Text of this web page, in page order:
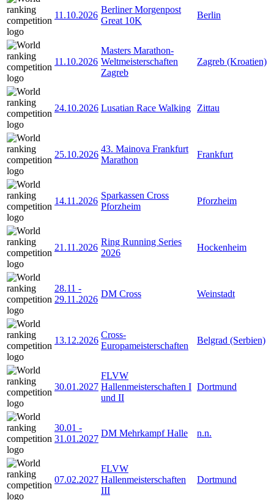
11.10.2026
Berliner Morgenpost
Great 10K
Berlin
11.10.2026
Masters Marathon-
Weltmeisterschaften
Zagreb
Zagreb (Kroatien)
24.10.2026 Lusatian Race Walking Zittau
25.10.2026
43. Mainova Frankfurt
Marathon
Frankfurt
14.11.2026
Sparkassen Cross
Pforzheim
Pforzheim
21.11.2026
Ring Running Series
2026
Hockenheim
28.11 -
29.11.2026
DM Cross Weinstadt
13.12.2026
Cross-
Europameisterschaften
Belgrad (Serbien)
30.01.2027
FLVW
Hallenmeisterschaften I
und II
Dortmund
30.01 -
31.01.2027
DM Mehrkampf Halle n.n.
07.02.2027
FLVW
Hallenmeisterschaften
III
Dortmund